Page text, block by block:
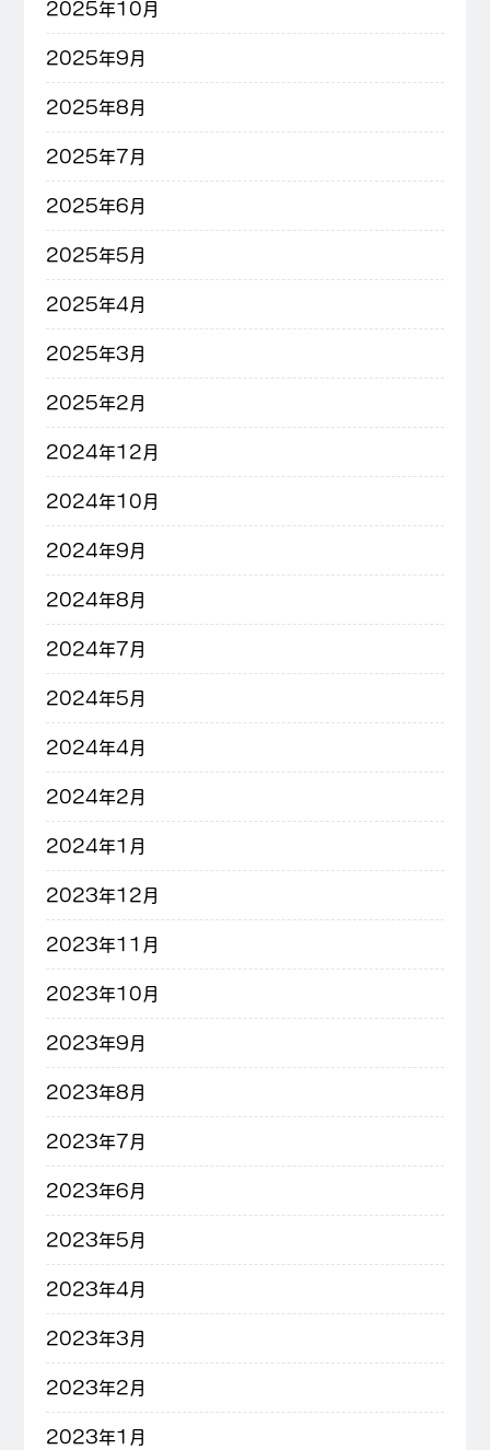
2025年10月
2025年9月
2025年8月
2025年7月
2025年6月
2025年5月
2025年4月
2025年3月
2025年2月
2024年12月
2024年10月
2024年9月
2024年8月
2024年7月
2024年5月
2024年4月
2024年2月
2024年1月
2023年12月
2023年11月
2023年10月
2023年9月
2023年8月
2023年7月
2023年6月
2023年5月
2023年4月
2023年3月
2023年2月
2023年1月